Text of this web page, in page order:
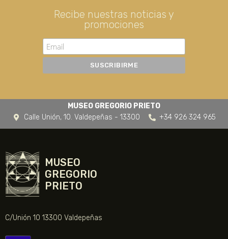
Recibe nuestras noticias y
promociones
MUSEO GREGORIO PRIETO
Calle Unión, 10. Valdepeñas - 13300
+34 926 324 965
MUSEO
GREGORIO
PRIETO
C/Unión 10 13300 Valdepeñas